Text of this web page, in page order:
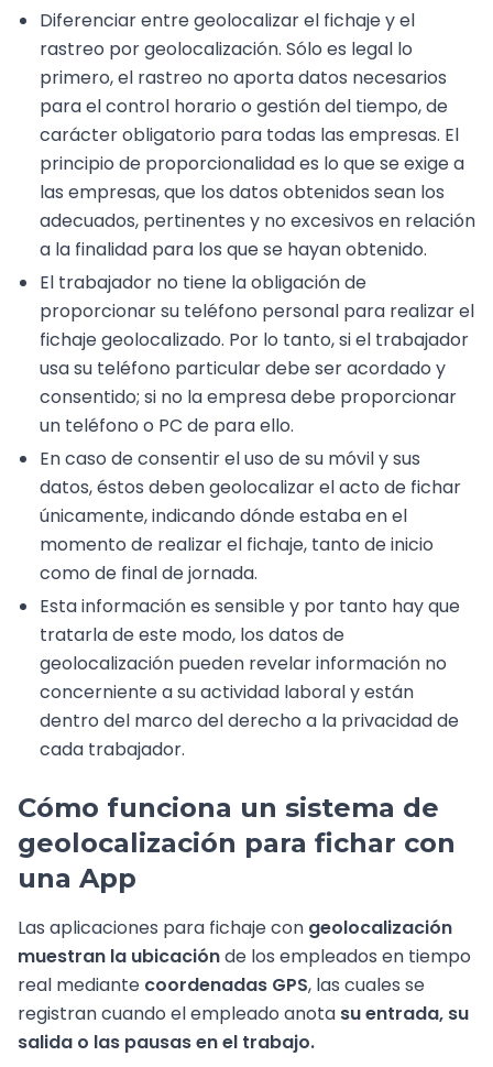
Diferenciar entre geolocalizar el fichaje y el
rastreo por geolocalización. Sólo es legal lo
primero, el rastreo no aporta datos necesarios
para el control horario o gestión del tiempo, de
carácter obligatorio para todas las empresas. El
principio de proporcionalidad es lo que se exige a
las empresas, que los datos obtenidos sean los
adecuados, pertinentes y no excesivos en relación
a la finalidad para los que se hayan obtenido.
El trabajador no tiene la obligación de
proporcionar su teléfono personal para realizar el
fichaje geolocalizado. Por lo tanto, si el trabajador
usa su teléfono particular debe ser acordado y
consentido; si no la empresa debe proporcionar
un teléfono o PC de para ello.
En caso de consentir el uso de su móvil y sus
datos, éstos deben geolocalizar el acto de fichar
únicamente, indicando dónde estaba en el
momento de realizar el fichaje, tanto de inicio
como de final de jornada.
Esta información es sensible y por tanto hay que
tratarla de este modo, los datos de
geolocalización pueden revelar información no
concerniente a su actividad laboral y están
dentro del marco del derecho a la privacidad de
cada trabajador.
Cómo funciona un sistema de
geolocalización para fichar con
una App
Las aplicaciones para fichaje con geolocalización
muestran la ubicaciónde los empleados en tiempo
real mediante coordenadas GPS, las cuales se
registran cuando el empleado anota su entrada, su
salida o las pausas en el trabajo.